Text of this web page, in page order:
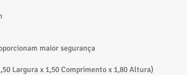
maior segurança
Largura x 1,50 Comprimento x 1,80 Altura)